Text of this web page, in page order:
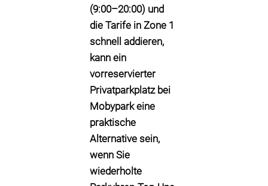
(9:00–20:00) und
die Tarife in Zone 1
schnell addieren,
kann ein
vorreservierter
Privatparkplatz bei
Mobypark eine
praktische
Alternative sein,
wenn Sie
wiederholte